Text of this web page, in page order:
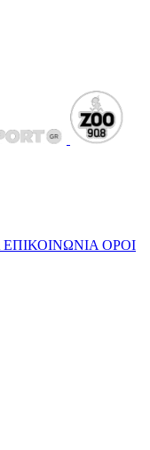
ΕΠΙΚΟΙΝΩΝΙΑ ΟΡΟΙ